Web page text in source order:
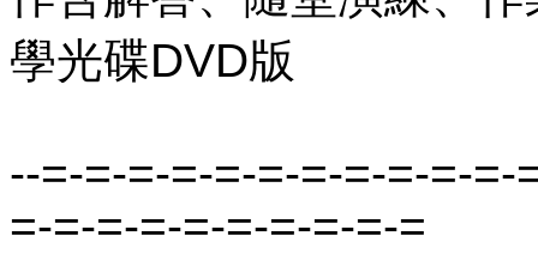
學光碟DVD版
--=-=-=-=-=-=-=-=-=-=-
=-=-=-=-=-=-=-=-=-=